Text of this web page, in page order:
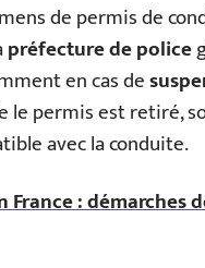
de permis de
préfecture de police
en cas de
le permis est retiré,
avec la conduite.
: démarches